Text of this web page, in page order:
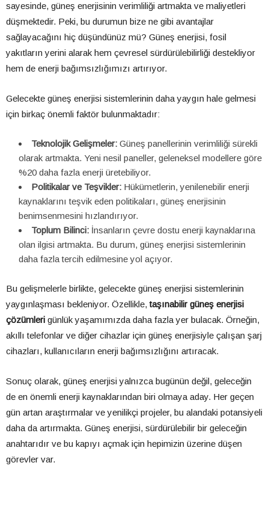
sayesinde, güneş enerjisinin verimliliği artmakta ve maliyetleri
düşmektedir. Peki, bu durumun bize ne gibi avantajlar
sağlayacağını hiç düşündünüz mü? Güneş enerjisi, fosil
yakıtların yerini alarak hem çevresel sürdürülebilirliği destekliyor
hem de enerji bağımsızlığımızı artırıyor.
Gelecekte güneş enerjisi sistemlerinin daha yaygın hale gelmesi
için birkaç önemli faktör bulunmaktadır:
Teknolojik Gelişmeler: Güneş panellerinin verimliliği sürekli
olarak artmakta. Yeni nesil paneller, geleneksel modellere göre
%20 daha fazla enerji üretebiliyor.
Politikalar ve Teşvikler: Hükümetlerin, yenilenebilir enerji
kaynaklarını teşvik eden politikaları, güneş enerjisinin
benimsenmesini hızlandırıyor.
Toplum Bilinci: İnsanların çevre dostu enerji kaynaklarına
olan ilgisi artmakta. Bu durum, güneş enerjisi sistemlerinin
daha fazla tercih edilmesine yol açıyor.
Bu gelişmelerle birlikte, gelecekte güneş enerjisi sistemlerinin
yaygınlaşması bekleniyor. Özellikle,taşınabilir güneş enerjisi
çözümleri günlük yaşamımızda daha fazla yer bulacak. Örneğin,
akıllı telefonlar ve diğer cihazlar için güneş enerjisiyle çalışan şarj
cihazları, kullanıcıların enerji bağımsızlığını artıracak.
Sonuç olarak, güneş enerjisi yalnızca bugünün değil, geleceğin
de en önemli enerji kaynaklarından biri olmaya aday. Her geçen
gün artan araştırmalar ve yenilikçi projeler, bu alandaki potansiyeli
daha da artırmakta. Güneş enerjisi, sürdürülebilir bir geleceğin
anahtarıdır ve bu kapıyı açmak için hepimizin üzerine düşen
görevler var.